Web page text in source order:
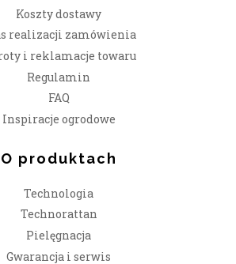
Koszty dostawy
realizacji zamówienia
i reklamacje towaru
Regulamin
FAQ
Inspiracje ogrodowe
O produktach
Technologia
Technorattan
Pielęgnacja
Gwarancja i serwis